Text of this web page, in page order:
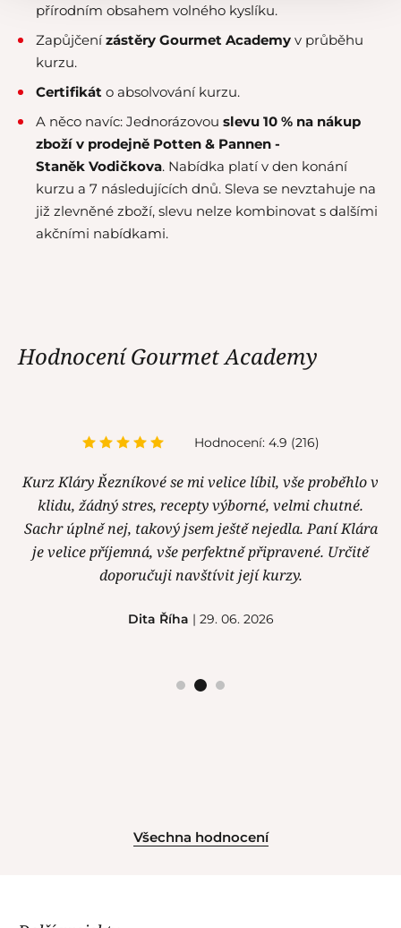
přírodním obsahem volného kyslíku.
Zapůjčenízástěry Gourmet Academy v průběhu
kurzu.
Certifikát o absolvování kurzu.
A něco navíc: Jednorázovou slevu 10 % na nákup
zboží v prodejně Potten & Pannen -
Staněk Vodičkova. Nabídka platí v den konání
kurzu a 7 následujících dnů. Sleva se nevztahuje na
již zlevněné zboží, slevu nelze kombinovat s dalšími
akčními nabídkami.
Hodnocení Gourmet Academy
Hodnocení: 4.9 (216)
Kurz Kláry Řezníkové se mi velice líbil, vše proběhlo v
klidu, žádný stres, recepty výborné, velmi chutné.
Sachr úplně nej, takový jsem ještě nejedla. Paní Klára
je velice příjemná, vše perfektně připravené. Určitě
doporučuji navštívit její kurzy.
Dita Říha | 29. 06. 2026
Všechna hodnocení